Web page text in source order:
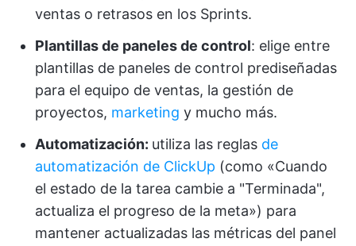
ventas o retrasos en los Sprints.
Plantillas de paneles de control: elige entre
plantillas de paneles de control prediseñadas
para el equipo de ventas, la gestión de
proyectos, marketing y mucho más.
Automatización: utiliza las reglas de
automatización de ClickUp (como «Cuando
el estado de la tarea cambie a "Terminada",
actualiza el progreso de la meta») para
mantener actualizadas las métricas del panel